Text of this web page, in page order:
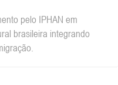
pelo IPHAN em
brasileira integrando